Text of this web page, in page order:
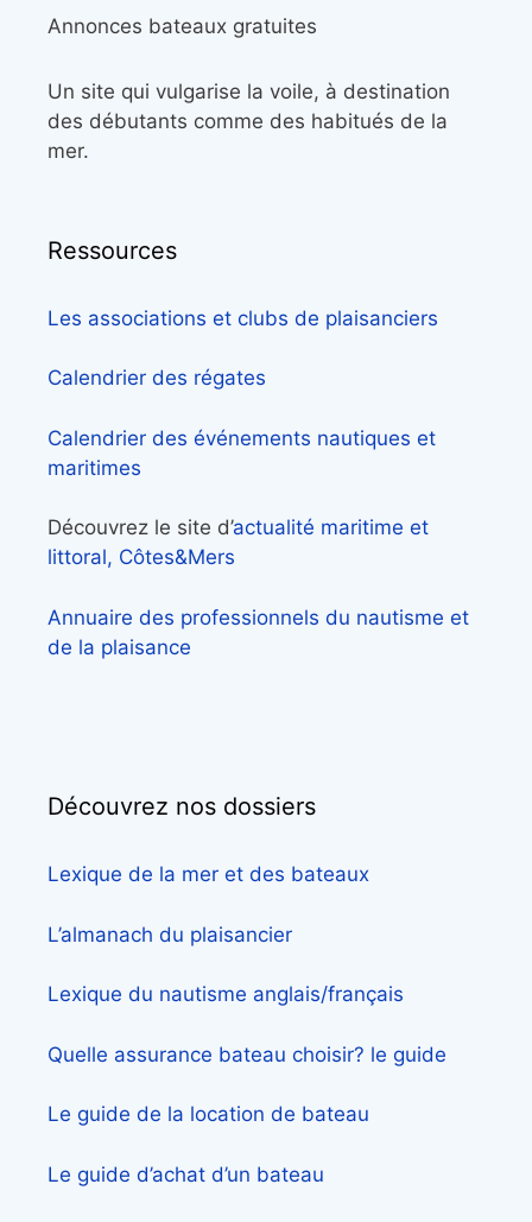
Annonces bateaux gratuites
Un site qui vulgarise la voile, à destination
des débutants comme des habitués de la
mer.
Ressources
Les associations et clubs de plaisanciers
Calendrier des régates
Calendrier des événements nautiques et
maritimes
Découvrez le site d’actualité maritime et
littoral, Côtes&Mers
Annuaire des professionnels du nautisme et
de la plaisance
Découvrez nos dossiers
Lexique de la mer et des bateaux
L’almanach du plaisancier
Lexique du nautisme anglais/français
Quelle assurance bateau choisir? le guide
Le guide de la location de bateau
Le guide d’achat d’un bateau